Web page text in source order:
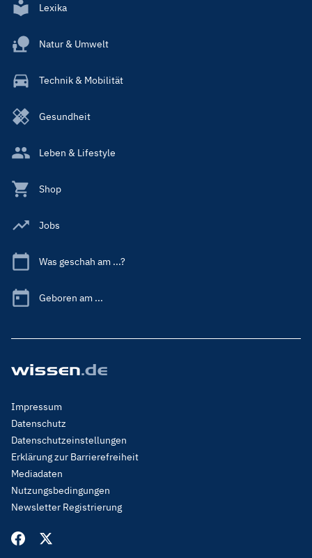
Lexika
Natur & Umwelt
Technik & Mobilität
Gesundheit
Leben & Lifestyle
Shop
Jobs
Was geschah am ...?
Geboren am ...
Footer
Menu
Legal
Impressum
Datenschutz
Datenschutzeinstellungen
Erklärung zur Barrierefreiheit
Mediadaten
Nutzungsbedingungen
Newsletter Registrierung